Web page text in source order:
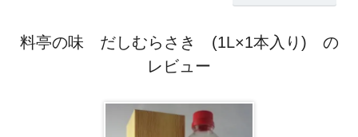
料亭の味 だしむらさき (1L×1本入り) の
レビュー